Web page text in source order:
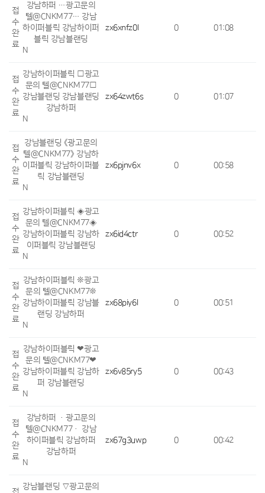
접
수
완
료
강남하퍼 …광고문의
텔@CNKM77… 강남
하이퍼블릭 강남하이퍼
블릭 강남블랜딩
N
zx6xnfz0l 0 01:08
접
수
완
료
강남하이퍼블릭 □광고
문의 텔@CNKM77□
강남블랜딩 강남블랜딩
강남하퍼
N
zx64zwt6s 0 01:07
접
수
완
료
강남블랜딩 《광고문의
텔@CNKM77》 강남하
이퍼블릭 강남하이퍼블
릭 강남블랜딩
N
zx6pjnv6x 0 00:58
접
수
완
료
강남하이퍼블릭 ◈광고
문의 텔@CNKM77◈
강남하이퍼블릭 강남하
이퍼블릭 강남블랜딩
N
zx6id4ctr 0 00:52
접
수
완
료
강남하이퍼블릭 ❊광고
문의 텔@CNKM77❊
강남하이퍼블릭 강남블
랜딩 강남하퍼
N
zx68piy6l 0 00:51
접
수
완
료
강남하이퍼블릭 ❤광고
문의 텔@CNKM77❤
강남하이퍼블릭 강남하
퍼 강남블랜딩
N
zx6v85ry5 0 00:43
접
수
완
료
강남하퍼 ·광고문의
텔@CNKM77· 강남
하이퍼블릭 강남하퍼
강남하퍼
N
zx67g3uwp 0 00:42
강남블랜딩 ▽광고문의